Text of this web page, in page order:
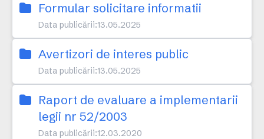
Formular solicitare informatii
Data publicării:13.05.2025
Avertizori de interes public
Data publicării:13.05.2025
Raport de evaluare a implementarii
legii nr 52/2003
Data publicării:12.03.2020